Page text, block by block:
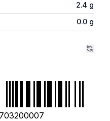
2.4 g
0.0 g